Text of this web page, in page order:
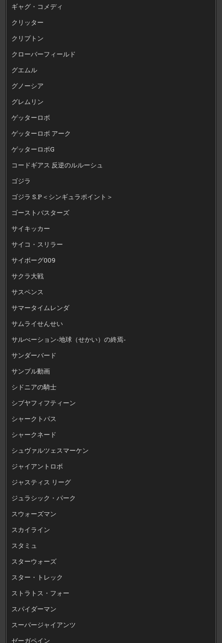
ギャグ・コメディ
クリッター
クリプトン
クローバーフィールド
グエムル
グノーシア
グレムリン
ゲッターロボ
ゲッターロボ アーク
ゲッターロボG
コードギアス 反逆のルルーシュ
ゴジラ
ゴジラ S.P＜シンギュラポイント＞
ゴーストバスターズ
サイキッカー
サイコ・スリラー
サイボーグ009
サクラ大戦
サスペンス
サマータイムレンダ
サムライせんせい
サルべーション-地球（せかい）の終焉-
サンダーバード
サンプル動画
シドニアの騎士
シブヤフィフティーン
シャークトパス
シャークネード
シュヴァルツェスマーケン
ジャイアントロボ
ジャスティス リーグ
ジュラシック・パーク
スウォーズマン
スカイライン
スタミュ
スターウォーズ
スター・トレック
ストラトス・フォー
スパイダーマン
スーパージャイアンツ
ゼーガペイン